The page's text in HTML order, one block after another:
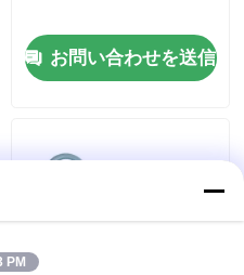
お問い合わせを送信
PM